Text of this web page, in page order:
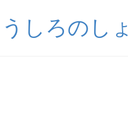
うしろのし